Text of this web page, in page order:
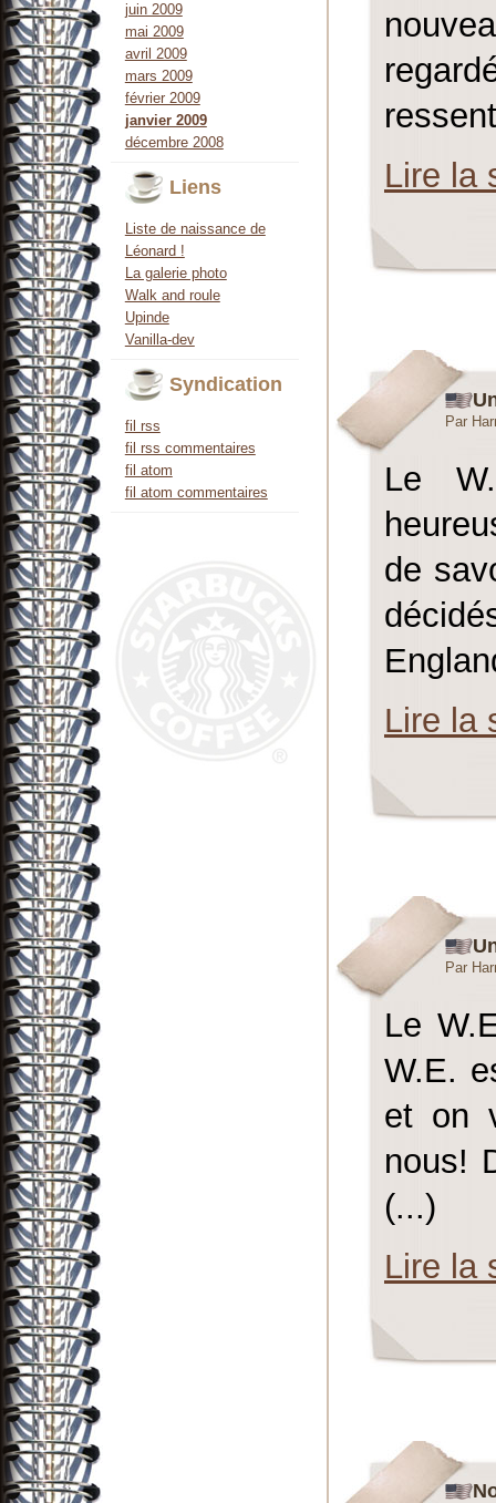
juin 2009
mai 2009
avril 2009
mars 2009
février 2009
janvier 2009
décembre 2008
Liens
Liste de naissance de
Léonard !
La galerie photo
Walk and roule
Upinde
Vanilla-dev
Syndication
fil rss
fil rss commentaires
fil atom
fil atom commentaires
Lire la
Par
Le
de
Lire la
Par
Le
W.E.
et on
nous!
(...)
Lire la